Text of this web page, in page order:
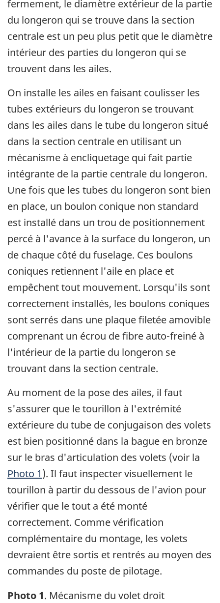
fermement, le diamètre extérieur de la partie
du longeron qui se trouve dans la section
centrale est un peu plus petit que le diamètre
intérieur des parties du longeron qui se
trouvent dans les ailes.
On installe les ailes en faisant coulisser les
tubes extérieurs du longeron se trouvant
dans les ailes dans le tube du longeron situé
dans la section centrale en utilisant un
mécanisme à encliquetage qui fait partie
intégrante de la partie centrale du longeron.
Une fois que les tubes du longeron sont bien
en place, un boulon conique non standard
est installé dans un trou de positionnement
percé à l'avance à la surface du longeron, un
de chaque côté du fuselage. Ces boulons
coniques retiennent l'aile en place et
empêchent tout mouvement. Lorsqu'ils sont
correctement installés, les boulons coniques
sont serrés dans une plaque filetée amovible
comprenant un écrou de fibre auto-freiné à
l'intérieur de la partie du longeron se
trouvant dans la section centrale.
Au moment de la pose des ailes, il faut
s'assurer que le tourillon à l'extrémité
extérieure du tube de conjugaison des volets
est bien positionné dans la bague en bronze
sur le bras d'articulation des volets (voir la
Photo 1). Il faut inspecter visuellement le
tourillon à partir du dessous de l'avion pour
vérifier que le tout a été monté
correctement. Comme vérification
complémentaire du montage, les volets
devraient être sortis et rentrés au moyen des
commandes du poste de pilotage.
Photo 1. Mécanisme du volet droit